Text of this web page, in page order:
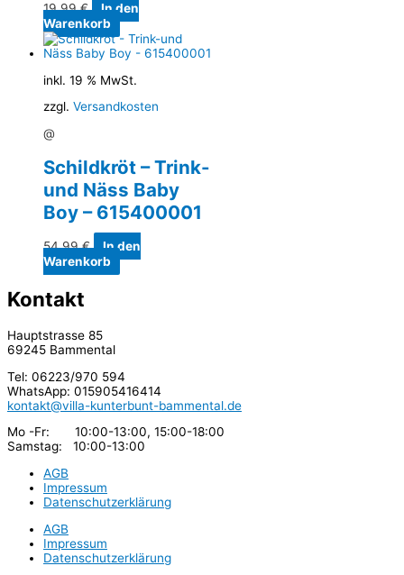
19,99€
In den
Warenkorb
inkl. 19 % MwSt.
zzgl. Versandkosten
@
Schildkröt – Trink-
und Näss Baby
Boy – 615400001
54,99€
In den
Warenkorb
Kontakt
Hauptstrasse 85
69245 Bammental
Tel: 06223/970 594
WhatsApp: 015905416414
kontakt@villa-kunterbunt-bammental.de
Mo -Fr: 10:00-13:00, 15:00-18:00
Samstag: 10:00-13:00
AGB
Impressum
Datenschutzerklärung
AGB
Impressum
Datenschutzerklärung